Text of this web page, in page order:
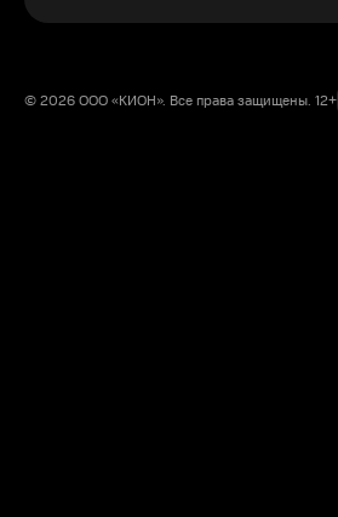
© 2026 ООО «КИОН». Все права защищены. 12+